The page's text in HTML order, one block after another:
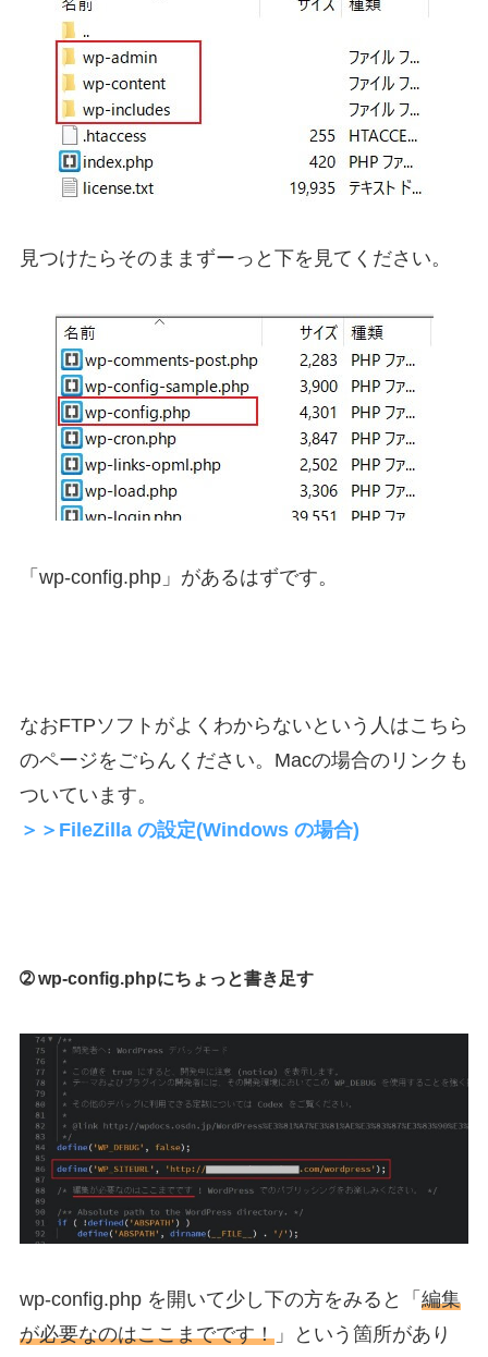
見つけたらそのままずーっと下を見てください。
「wp-config.php」があるはずです。
なおFTPソフトがよくわからないという人はこちら
のページをごらんください。Macの場合のリンクも
ついています。
＞＞FileZilla の設定(Windows の場合)
➁ wp-config.phpにちょっと書き足す
wp-config.php を開いて少し下の方をみると「 編集
が必要なのはここまでです！」という箇所があり